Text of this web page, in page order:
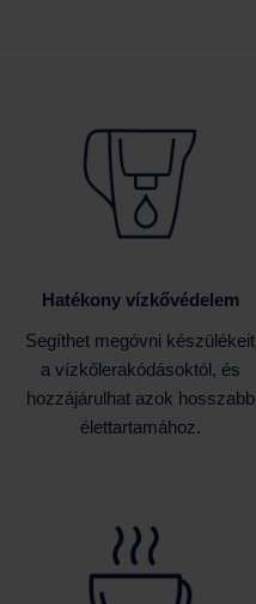
Hatékony vízkővédelem
Segíthet megóvni készülékeit
a vízkőlerakódásoktól, és
hozzájárulhat azok hosszabb
élettartamához.